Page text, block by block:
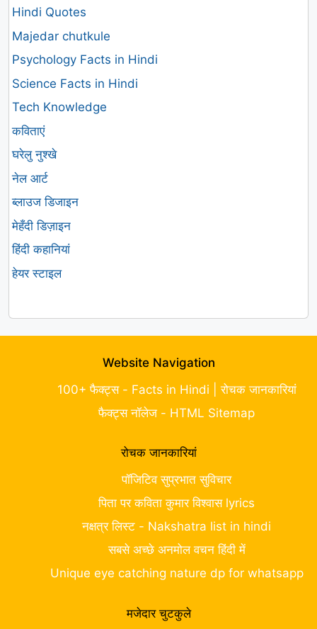
Hindi Quotes
Majedar chutkule
Psychology Facts in Hindi
Science Facts in Hindi
Tech Knowledge
कविताएं
घरेलु नुश्खे
नेल आर्ट
ब्लाउज डिजाइन
मेहँदी डिज़ाइन
हिंदी कहानियां
हेयर स्टाइल
Website Navigation
100+ फैक्ट्स - Facts in Hindi | रोचक जानकारियां
फैक्ट्स नॉलेज - HTML Sitemap
रोचक जानकारियां
पॉजिटिव सुप्रभात सुविचार
पिता पर कविता कुमार विश्वास lyrics
नक्षत्र लिस्ट - Nakshatra list in hindi
सबसे अच्छे अनमोल वचन हिंदी में
Unique eye catching nature dp for whatsapp
मजेदार चुटकुले